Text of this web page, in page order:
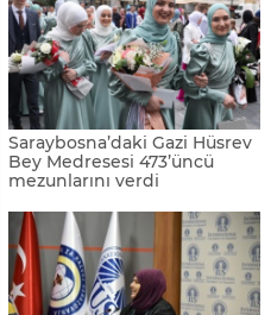
Saraybosna’daki Gazi Hüsrev
Bey Medresesi 473’üncü
mezunlarını verdi